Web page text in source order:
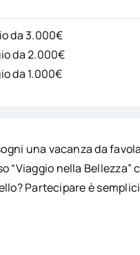
da 3.000€
da 2.000€
da 1.000€
una vacanza da
“Viaggio nella
Partecipare è